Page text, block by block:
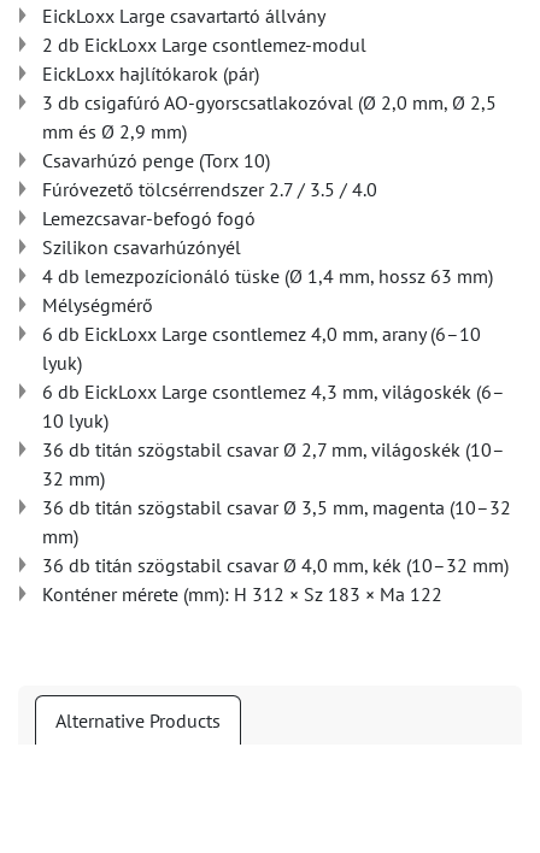
EickLoxx Large csavartartó állvány
2 db EickLoxx Large csontlemez-modul
EickLoxx hajlítókarok (pár)
3 db csigafúró AO-gyorscsatlakozóval (Ø 2,0 mm, Ø 2,5
mm és Ø 2,9 mm)
Csavarhúzó penge (Torx 10)
Fúróvezető tölcsérrendszer 2.7 / 3.5 / 4.0
Lemezcsavar-befogó fogó
Szilikon csavarhúzónyél
4 db lemezpozícionáló tüske (Ø 1,4 mm, hossz 63 mm)
Mélységmérő
6 db EickLoxx Large csontlemez 4,0 mm, arany (6–10
lyuk)
6 db EickLoxx Large csontlemez 4,3 mm, világoskék (6–
10 lyuk)
36 db titán szögstabil csavar Ø 2,7 mm, világoskék (10–
32 mm)
36 db titán szögstabil csavar Ø 3,5 mm, magenta (10–32
mm)
36 db titán szögstabil csavar Ø 4,0 mm, kék (10–32 mm)
Konténer mérete (mm): H 312 × Sz 183 × Ma 122
Alternative Products